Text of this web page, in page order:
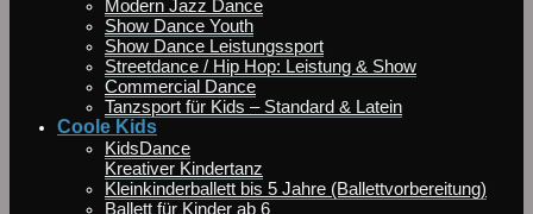
Modern Jazz Dance
Show Dance Youth
Show Dance Leistungssport
Streetdance / Hip Hop: Leistung & Show
Commercial Dance
Tanzsport für Kids – Standard & Latein
Coole Kids
KidsDance
Kreativer Kindertanz
Kleinkinderballett bis 5 Jahre (Ballettvorbereitung)
Ballett für Kinder ab 6